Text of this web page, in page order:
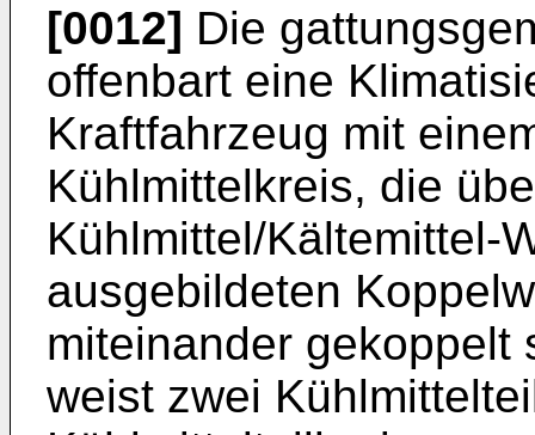
[0012] Die
offenbart eine
Kraftfahrzeug mit
Kühlmittelkreis, die
Kühlmittel/Kältemittel-
ausgebildeten
miteinander gekoppelt
weist zwei